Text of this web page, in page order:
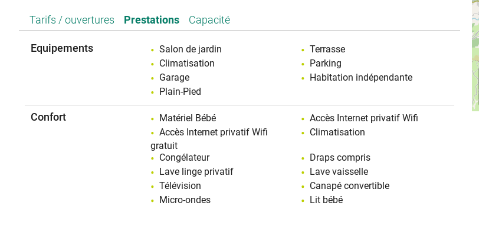
pour les séjours professionnels de plusieurs jours ou semaines.
Aux beaux jours, le grand jardin permet de profiter d’un extérieur agréable après le travail. La terrasse
couverte offre un espace convivial pour les repas en plein air.
Un garage fermé est à disposition, idéal pour sécuriser et mettre à l'abris des deux-roues.
indépendance.
Séjour clé en main : draps, linge de toilette et ménage sont inclus.
Animaux acceptés sur demande préalable.
Tarifs / ouvertures Prestations Capacité
Equipements Salon de jardin
Terrasse
Climatisation
Parking
Garage
Habitation indépendante
Plain-Pied
Confort Matériel Bébé
Accès Internet privatif Wifi
Accès Internet privatif Wifi
gratuit
Climatisation
Congélateur
Draps compris
Lave linge privatif
Lave vaisselle
Télévision
Canapé convertible
Micro-ondes
Lit bébé